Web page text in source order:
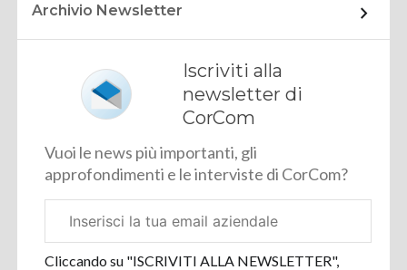
Archivio Newsletter
Iscriviti alla
newsletter di
CorCom
Vuoi le news più importanti, gli
approfondimenti e le interviste di CorCom?
aziendale
Cliccando su "ISCRIVITI ALLA NEWSLETTER",